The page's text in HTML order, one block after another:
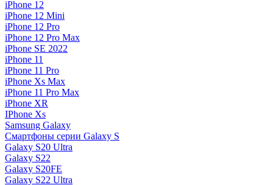
iPhone 12
iPhone 12 Mini
iPhone 12 Pro
iPhone 12 Pro Max
iPhone SE 2022
iPhone 11
iPhone 11 Pro
iPhone Xs Max
iPhone 11 Pro Max
iPhone XR
IPhone Xs
Samsung Galaxy
Смартфоны серии Galaxy S
Galaxy S20 Ultra
Galaxy S22
Galaxy S20FE
Galaxy S22 Ultra